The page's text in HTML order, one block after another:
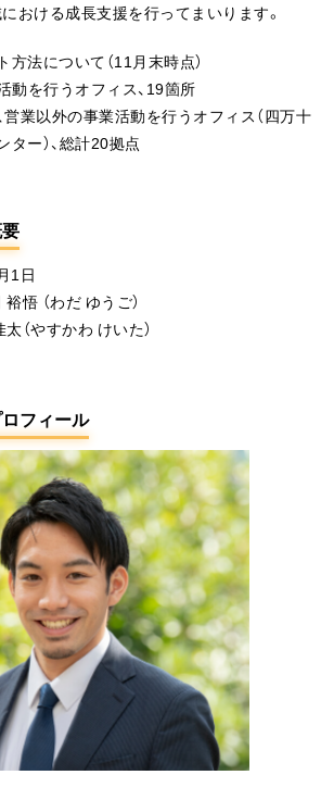
における成長支援を行ってまいります。
法について（11月末時点）
動を行うオフィス、19箇所
営業以外の事業活動を行うオフィス（四万十
ー）、総計20拠点
1日
悟 （わだ ゆうご）
（やすかわ けいた）
フィール